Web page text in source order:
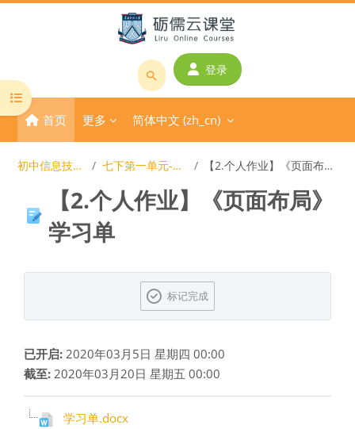
搜
课
程
或
师
登录
首页 更多 简体中文 ‎(zh_cn)‎
打开课程索引
初中信息技术课程 七下第一单元-图文排版 【2.个人作业】《页面布局》学习单
【2.个人作业】《页面布局》
学习单
标记完成
已开启: 2020年03月5日 星期四 00:00
截至: 2020年03月20日 星期五 00:00
学习单.docx